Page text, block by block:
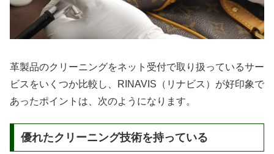
革製品のクリーニングをネット受付で取り扱っているサー
ビスをいくつか比較し、RINAVIS（リナビス）が好印象で
あったポイントは、次のようになります。
優れたクリーニング技術を持っている